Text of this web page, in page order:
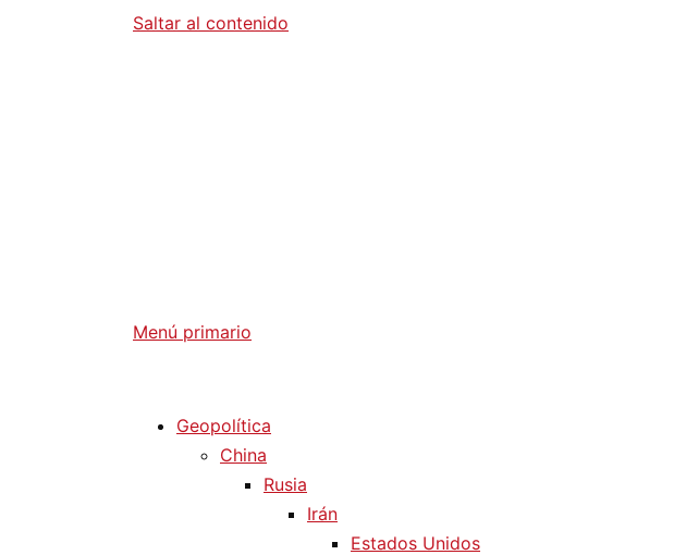
Saltar al contenido
Menú primario
Geopolítica
China
Rusia
Irán
Estados Unidos